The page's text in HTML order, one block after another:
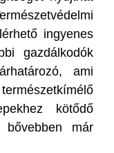
ingyenes
gazdálkodók
ami
kötődő
bővebben már